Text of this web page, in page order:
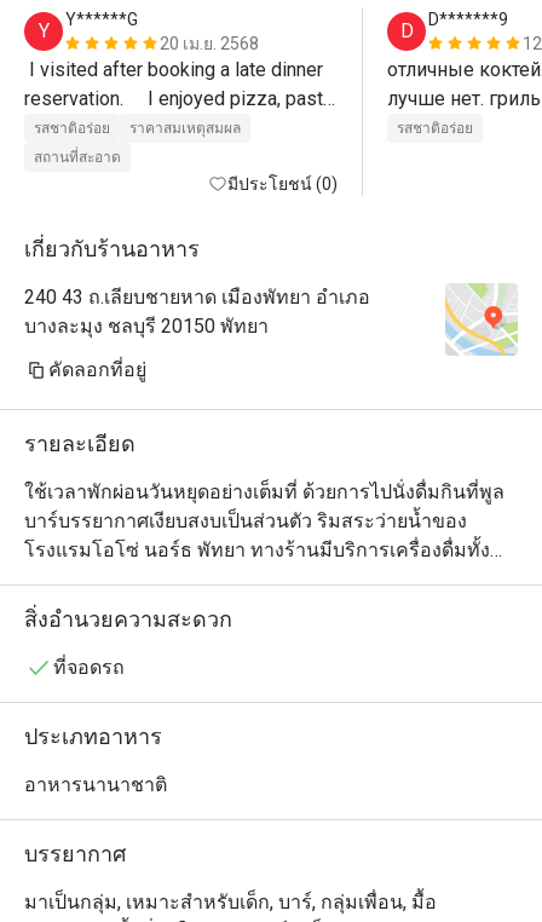
Y
Y******G
20 เม.ย. 2568
I visited after booking a late dinner
reservation.     I enjoyed pizza, pasta,
pad thai, etc. at a reasonable price
and good service. (Recommended
for guests staying at Ozo Hotel)
รสชาติอร่อย
ราคาสมเหตุสมผล
สถานที่สะอาด
มีประโยชน์ (0)
D
D*******9
отличные
лучше нет.
รสชาติอร่อย
เกี่ยวกับร้านอาหาร
240 43 ถ.เลียบชายหาด เมืองพัทยา อำเภอ
บางละมุง ชลบุรี 20150 พัทยา
คัดลอกที่อยู่
รายละเอียด
ใช้เวลาพักผ่อนวันหยุดอย่างเต็มที่ ด้วยการไปนั่งดื่มกินที่พูล
บาร์บรรยากาศเงียบสงบเป็นส่วนตัว ริมสระว่ายน้ำของ
โรงแรมโอโซ่ นอร์ธ พัทยา ทางร้านมีบริการเครื่องดื่มทั้ง
ค็อกเทลสูตรพิเศษและอีกมากมาย รวมถึงมีเมนูอาหารว่าง
และมื้ออร่อยในสไตล์ไทยและตะวันตกให้เลือกอิ่มท้องได้
โรงแรม แนะนำพาสต้าไส้กรอกอีสานและเบคอนผัดพริก
แซลมอนย่าง
สิ่งอำนวยความสะดวก
ที่จอดรถ
ประเภทอาหาร
อาหารนานาชาติ
บรรยากาศ
มาเป็นกลุ่ม, เหมาะสำหรับเด็ก, บาร์, กลุ่มเพื่อน, มื้อ